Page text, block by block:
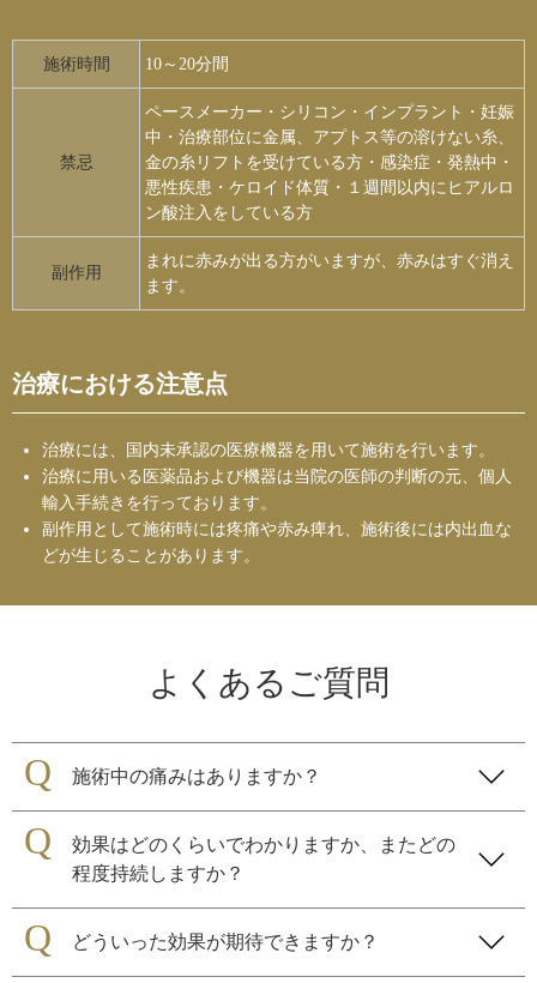
施術時間 10～20分間
禁忌
ペースメーカー・シリコン・インプラント・妊娠
中・治療部位に金属、アプトス等の溶けない糸、
金の糸リフトを受けている方・感染症・発熱中・
悪性疾患・ケロイド体質・１週間以内にヒアルロ
ン酸注入をしている方
副作用
まれに赤みが出る方がいますが、赤みはすぐ消え
ます。
治療における注意点
治療には、国内未承認の医療機器を⽤いて施術を行います。
治療に⽤いる医薬品および機器は当院の医師の判断の元、個⼈
輸⼊⼿続きを行っております。
副作用として施術時には疼痛や赤み痺れ、施術後には内出血な
どが生じることがあります。
よくあるご質問
施術中の痛みはありますか？
効果はどのくらいでわかりますか、またどの
程度持続しますか？
どういった効果が期待できますか？